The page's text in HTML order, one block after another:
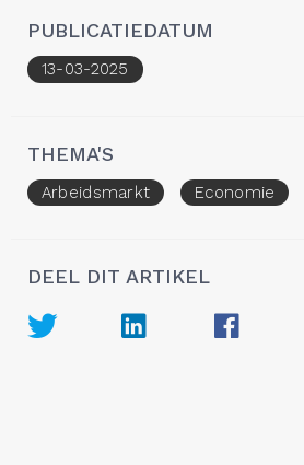
PUBLICATIEDATUM
13-03-2025
THEMA'S
Arbeidsmarkt Economie
DEEL DIT ARTIKEL